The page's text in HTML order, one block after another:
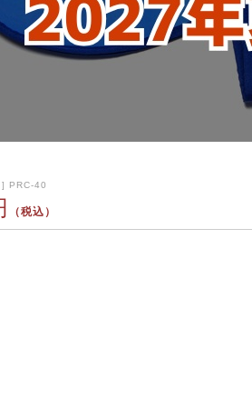
] PRC-40
（税込）